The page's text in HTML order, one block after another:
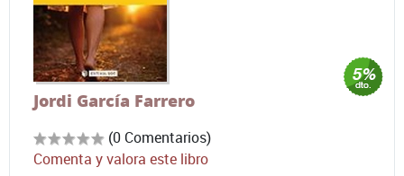
Jordi García Farrero
(0 Comentarios)
Comenta y valora este libro